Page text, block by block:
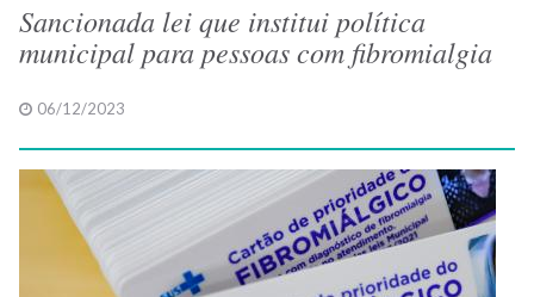
Sancionada lei que institui política
municipal para pessoas com fibromialgia
06/12/2023